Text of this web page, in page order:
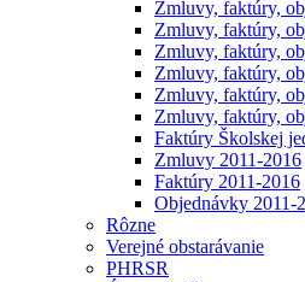
Zmluvy, faktúry,
Zmluvy, faktúry,
Zmluvy, faktúry,
Zmluvy, faktúry,
Zmluvy, faktúry,
Zmluvy, faktúry,
Faktúry Školskej
Zmluvy 2011-2016
Faktúry 2011-2016
Objednávky 2011-
Rôzne
Verejné obstarávanie
PHRSR